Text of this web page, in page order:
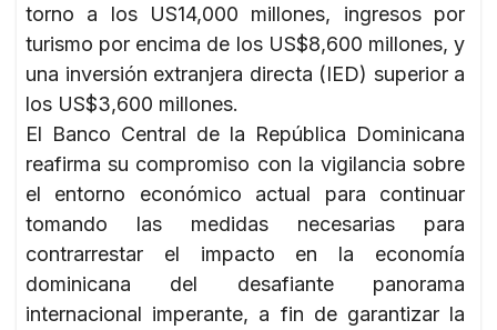
torno a los US14,000 millones, ingresos por
turismo por encima de los US$8,600 millones, y
una inversión extranjera directa (IED) superior a
los US$3,600 millones.
El Banco Central de la República Dominicana
reafirma su compromiso con la vigilancia sobre
el entorno económico actual para continuar
tomando las medidas necesarias para
contrarrestar el impacto en la economía
dominicana del desafiante panorama
internacional imperante, a fin de garantizar la